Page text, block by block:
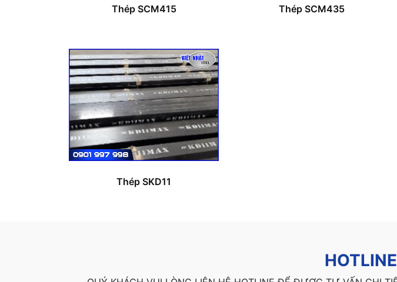
Thép SCM415 Thép SCM435
Thép SKD11